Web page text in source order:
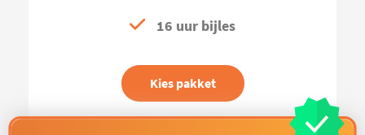
16 uur bijles
Kies pakket